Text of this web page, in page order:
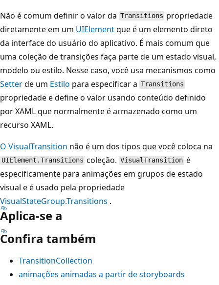
Não é comum definir o valor da Transitions propriedade
diretamente em um UIElementque é um elemento direto
da interface do usuário do aplicativo. É mais comum que
uma coleção de transições faça parte de um estado visual,
modelo ou estilo. Nesse caso, você usa mecanismos como
Setterde um Estilo para especificar a Transitions
propriedade e define o valor usando conteúdo definido
por XAML que normalmente é armazenado como um
recurso XAML.
O VisualTransition não é um dos tipos que você coloca na
UIElement.Transitions coleção. VisualTransition é
especificamente para animações em grupos de estado
visual e é usado pela propriedade
VisualStateGroup.Transitions .
Aplica-se a
Confira também
TransitionCollection
animações animadas a partir de storyboards